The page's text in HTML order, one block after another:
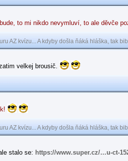
to mi nikdo nevymluví, to ale děvče
AZ kvízu... A kdyby došla ňáká hláška, tak
velkej brousič.
AZ kvízu... A kdyby došla ňáká hláška, tak
stalo se: https://www.super.cz/…u-ct-